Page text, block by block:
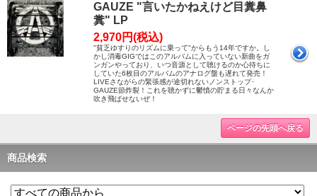
GAUZE "言いたかねえけど目糞鼻
糞" LP
2,970円(税込)
"貧乏ゆすりのリズムに乗って"からもう14年ですか。し
かし消毒GIGではこのアルバムに入っていない新曲をガ
ンガンやっており、いつ音源として聴けるのか心待ちに
していた6枚目のアルバムのアナログ盤も遅れて発売！
LIVEさながらの緊張感が途切れないノンストップ･
GAUZE節炸裂！これを聴かずに鬱憤の貯まる日々なんか
吹き飛ばせないぜ！
ページの先頭へ戻る
商品検索